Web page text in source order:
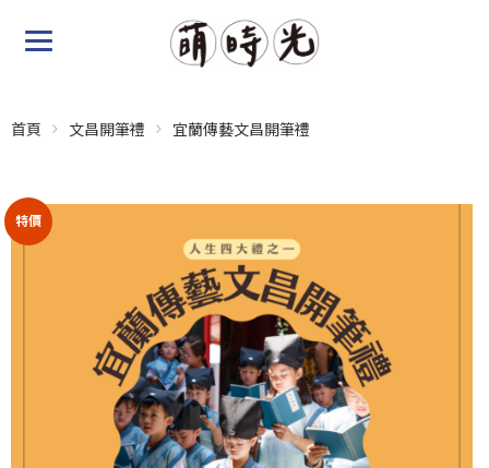
首頁 文昌開筆禮 宜蘭傳藝文昌開筆禮
特價